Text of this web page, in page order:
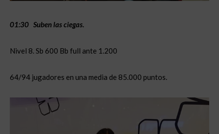
01:30 Suben las ciegas.
Nivel 8. Sb 600 Bb full ante 1.200
64/94 jugadores en una media de 85.000 puntos.